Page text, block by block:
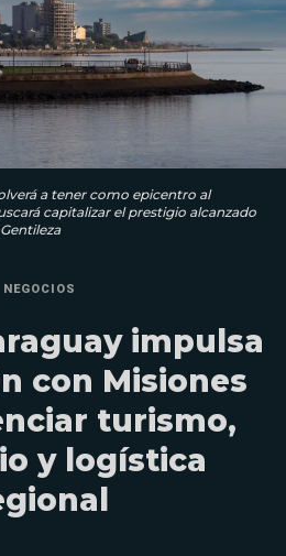
a tener como epicentro al
capitalizar el prestigio alcanzado
NEGOCIOS
impulsa
con Misiones
turismo,
y logística